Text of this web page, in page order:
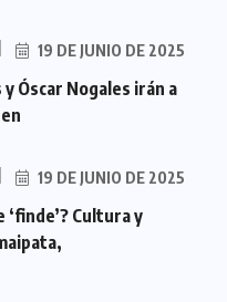
19 DE JUNIO DE 2025
Óscar Nogales irán a
19 DE JUNIO DE 2025
Cultura y